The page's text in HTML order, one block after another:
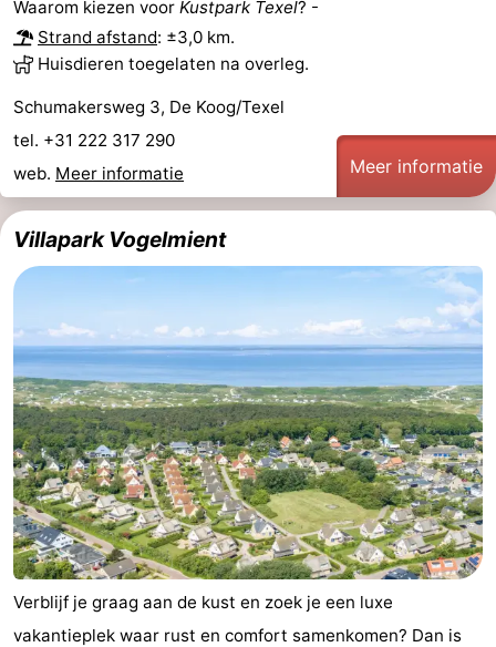
Waarom kiezen voor Kustpark Texel? -
Strand afstand: ±3,0 km.
Huisdieren toegelaten na overleg.
Schumakersweg 3, De Koog/Texel
tel. +31 222 317 290
web. Meer informatie Meer informatie
Villapark Vogelmient
Verblijf je graag aan de kust en zoek je een luxe
vakantieplek waar rust en comfort samenkomen? Dan is